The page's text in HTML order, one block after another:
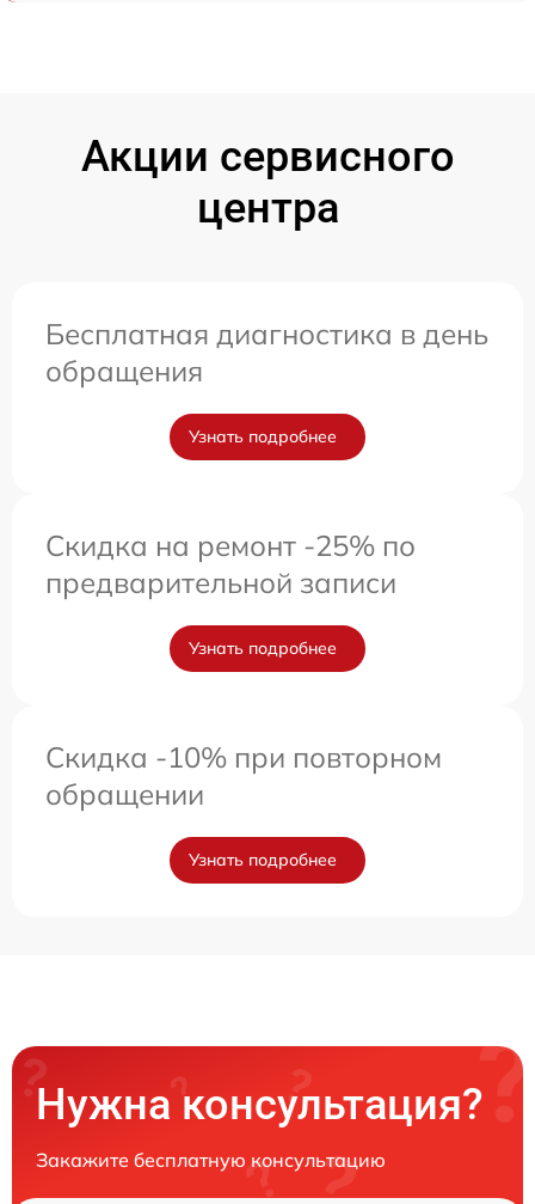
Акции сервисного
центра
Бесплатная диагностика в день
обращения
Узнать подробнее
Скидка на ремонт -25% по
предварительной записи
Узнать подробнее
Скидка -10% при повторном
обращении
Узнать подробнее
Нужна консультация?
Закажите бесплатную консультацию